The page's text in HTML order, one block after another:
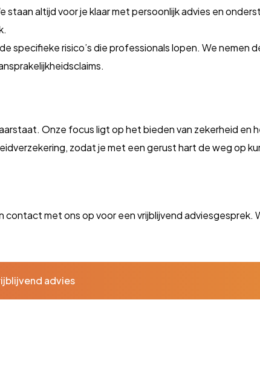
altijd voor je klaar met persoonlijk advies en
specifieke risico’s die professionals lopen. We nemen
Onze focus ligt op het bieden van zekerheid en
zodat je met een gerust hart de weg op
met ons op voor een vrijblijvend adviesgesprek.
advies